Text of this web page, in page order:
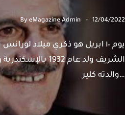
By eMagazine Admin 12/04/2022
يوم ١٠ ابريل هو ذكري ميلاد
الشريف ولد عام
والدته كلير…